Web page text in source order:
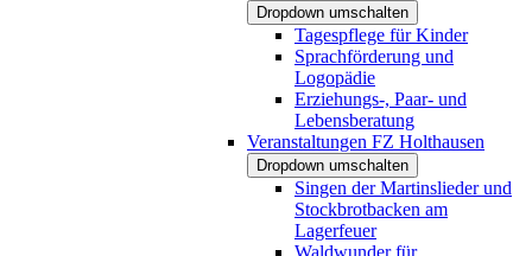
Dropdown umschalten
Tagespflege für Kinder
Sprachförderung und
Logopädie
Erziehungs-, Paar- und
Lebensberatung
Veranstaltungen FZ Holthausen
Dropdown umschalten
Singen der Martinslieder und
Stockbrotbacken am
Lagerfeuer
Waldwunder für